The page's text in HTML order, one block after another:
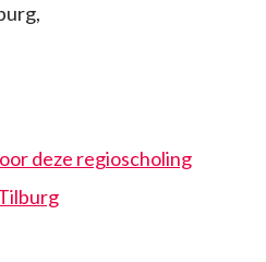
deze regioscholing